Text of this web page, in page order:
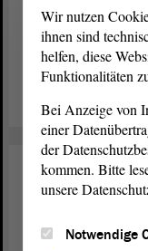
Emulatoren in
würden Umwelt-
Verkehr 02. Feb.
Wir nutzen
ihnen sind
helfen, diese
Funktionalitäten
Bei Anzeige von
einer
der
kommen. Bitte
unsere
Notwendige